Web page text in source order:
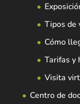
Tipos de
Cómo
Tarifas y
Visita
Centro de